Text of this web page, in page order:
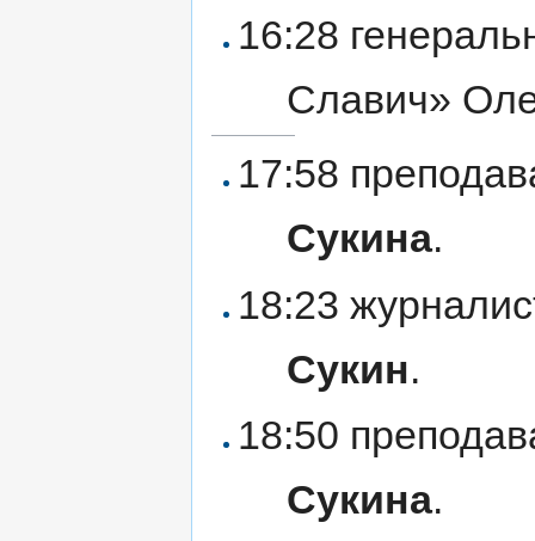
16:28
Славич»
17:58
Сукина.
18:23
Сукин.
18:50
Сукина.